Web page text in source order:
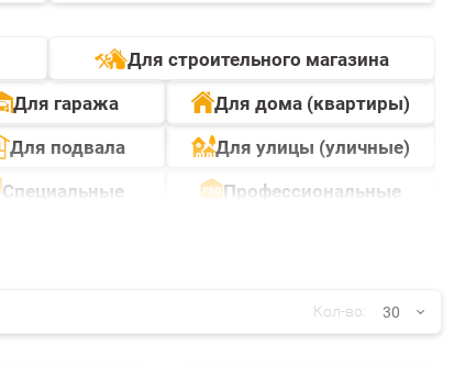
Для строительного магазина
Для гаража
Для дома (квартиры)
Для подвала
Для улицы (уличные)
Специальные Профессиональные
Кол-во: 30